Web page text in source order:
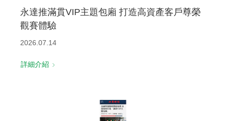
永達推滿貫VIP主題包廂 打造高資產客戶尊榮
觀賽體驗
2026.07.14
詳細介紹